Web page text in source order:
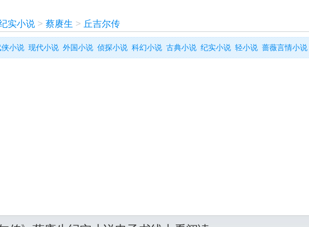
实小说> 蔡赓生 > 丘吉尔传
小说 现代小说 外国小说 侦探小说 科幻小说 古典小说 纪实小说 轻小说 蔷薇言情小说